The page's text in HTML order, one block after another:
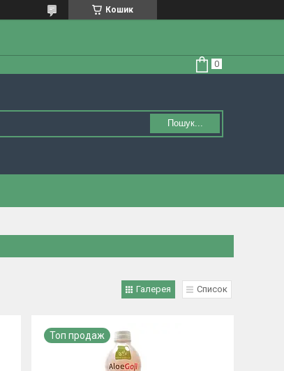
Кошик
Пошук...
Галерея Список
Топ продаж